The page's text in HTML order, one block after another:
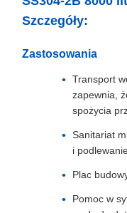
Szczegóły:
Zastosowania
Transport
zapewnia,
spożycia
Sanitariat
i
Plac
Pomoc w